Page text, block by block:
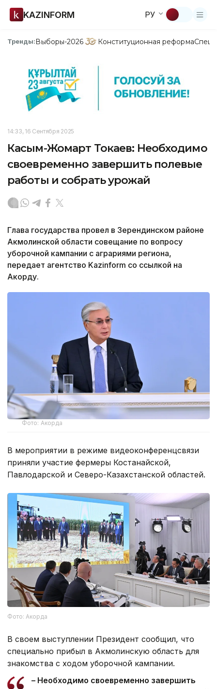
KAZINFORM РУ
Тренды:Выборы-2026 Конституционная реформа
14:33, 16 Сентября 2025
Касым-Жомарт Токаев: Необходимо
своевременно завершить полевые
работы и собрать урожай
Глава государства провел в Зерендинском районе
Акмолинской области совещание по вопросу
уборочной кампании с аграриями региона,
передает агентство Kazinform со ссылкой на
Акорду.
Фото: Акорда
В мероприятии в режиме видеоконференцсвязи
приняли участие фермеры Костанайской,
Павлодарской и Северо-Казахстанской областей.
Фото: Акорда
В своем выступлении Президент сообщил, что
специально прибыл в Акмолинскую область для
знакомства с ходом уборочной кампании.
– Необходимо своевременно завершить